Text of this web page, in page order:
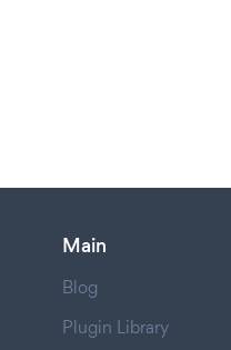
Main
Blog
Plugin Library